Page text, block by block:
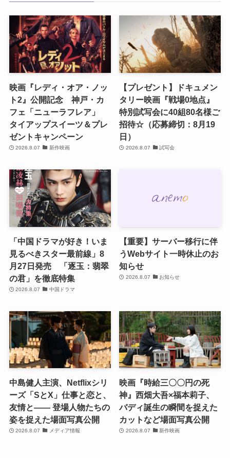
映画『レディ・オア・ノッ
ト2』公開記念 神戸・カ
フェ「ニューラフレア」
タイアップスイーツ＆プレ
ゼントキャンペーン
2026.8.07 新作映画
【プレゼント】ドキュメン
タリー映画『戦場0地点』
特別試写会に40組80名様ご
招待☆（応募締切：8月19
日）
2026.8.07 試写会
「中国ドラマが好き！いま
見るべきスター最前線」8
月27日発売 「逐玉：翡翠
の君」を徹底特集
2026.8.07 中国ドラマ
【重要】サーバー移行に伴
うWebサイト一時休止のお
知らせ
2026.8.07 お知らせ
中島健人主演、Netflixシリ
ーズ「SとX」仕事と恋と、
友情と―― 登場人物たちの
姿を捉えた場面写真公開
2026.8.07 メディア情報
映画『時給三〇〇円の死
神』西畑大吾×福本莉子、
バディ誕生の瞬間を捉えた
カットなど場面写真公開
2026.8.07 新作映画